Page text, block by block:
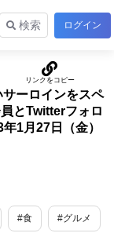
検索 ログイン
ーロインをスペ
とTwitterフォロ
1月27日（金）
#食 #グルメ